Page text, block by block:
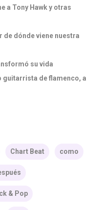
a Tony Hawk y otras
de dónde viene nuestra
su vida
guitarrista de flamenco, a
Chart Beat como
& Pop